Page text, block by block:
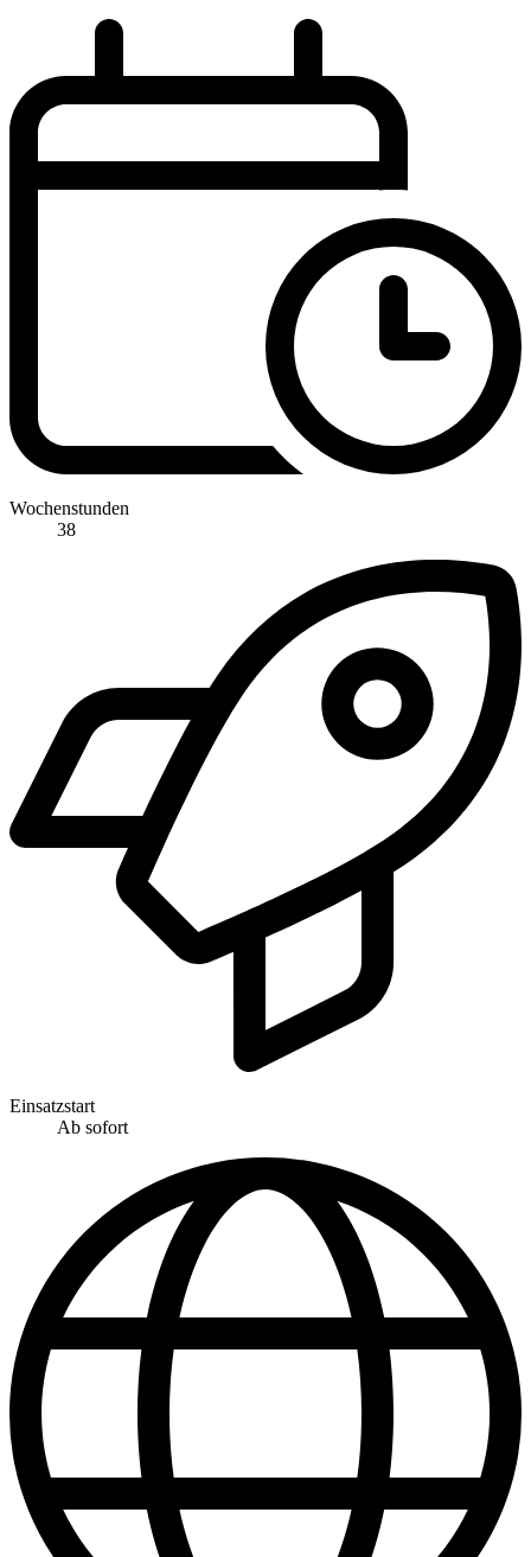
Wochenstunden
38
Einsatzstart
Ab sofort